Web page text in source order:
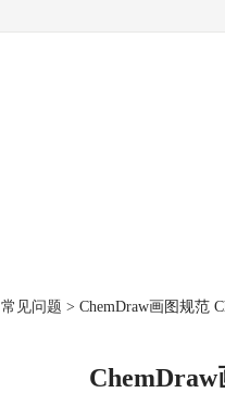
常见问题 > ChemDraw画图规范